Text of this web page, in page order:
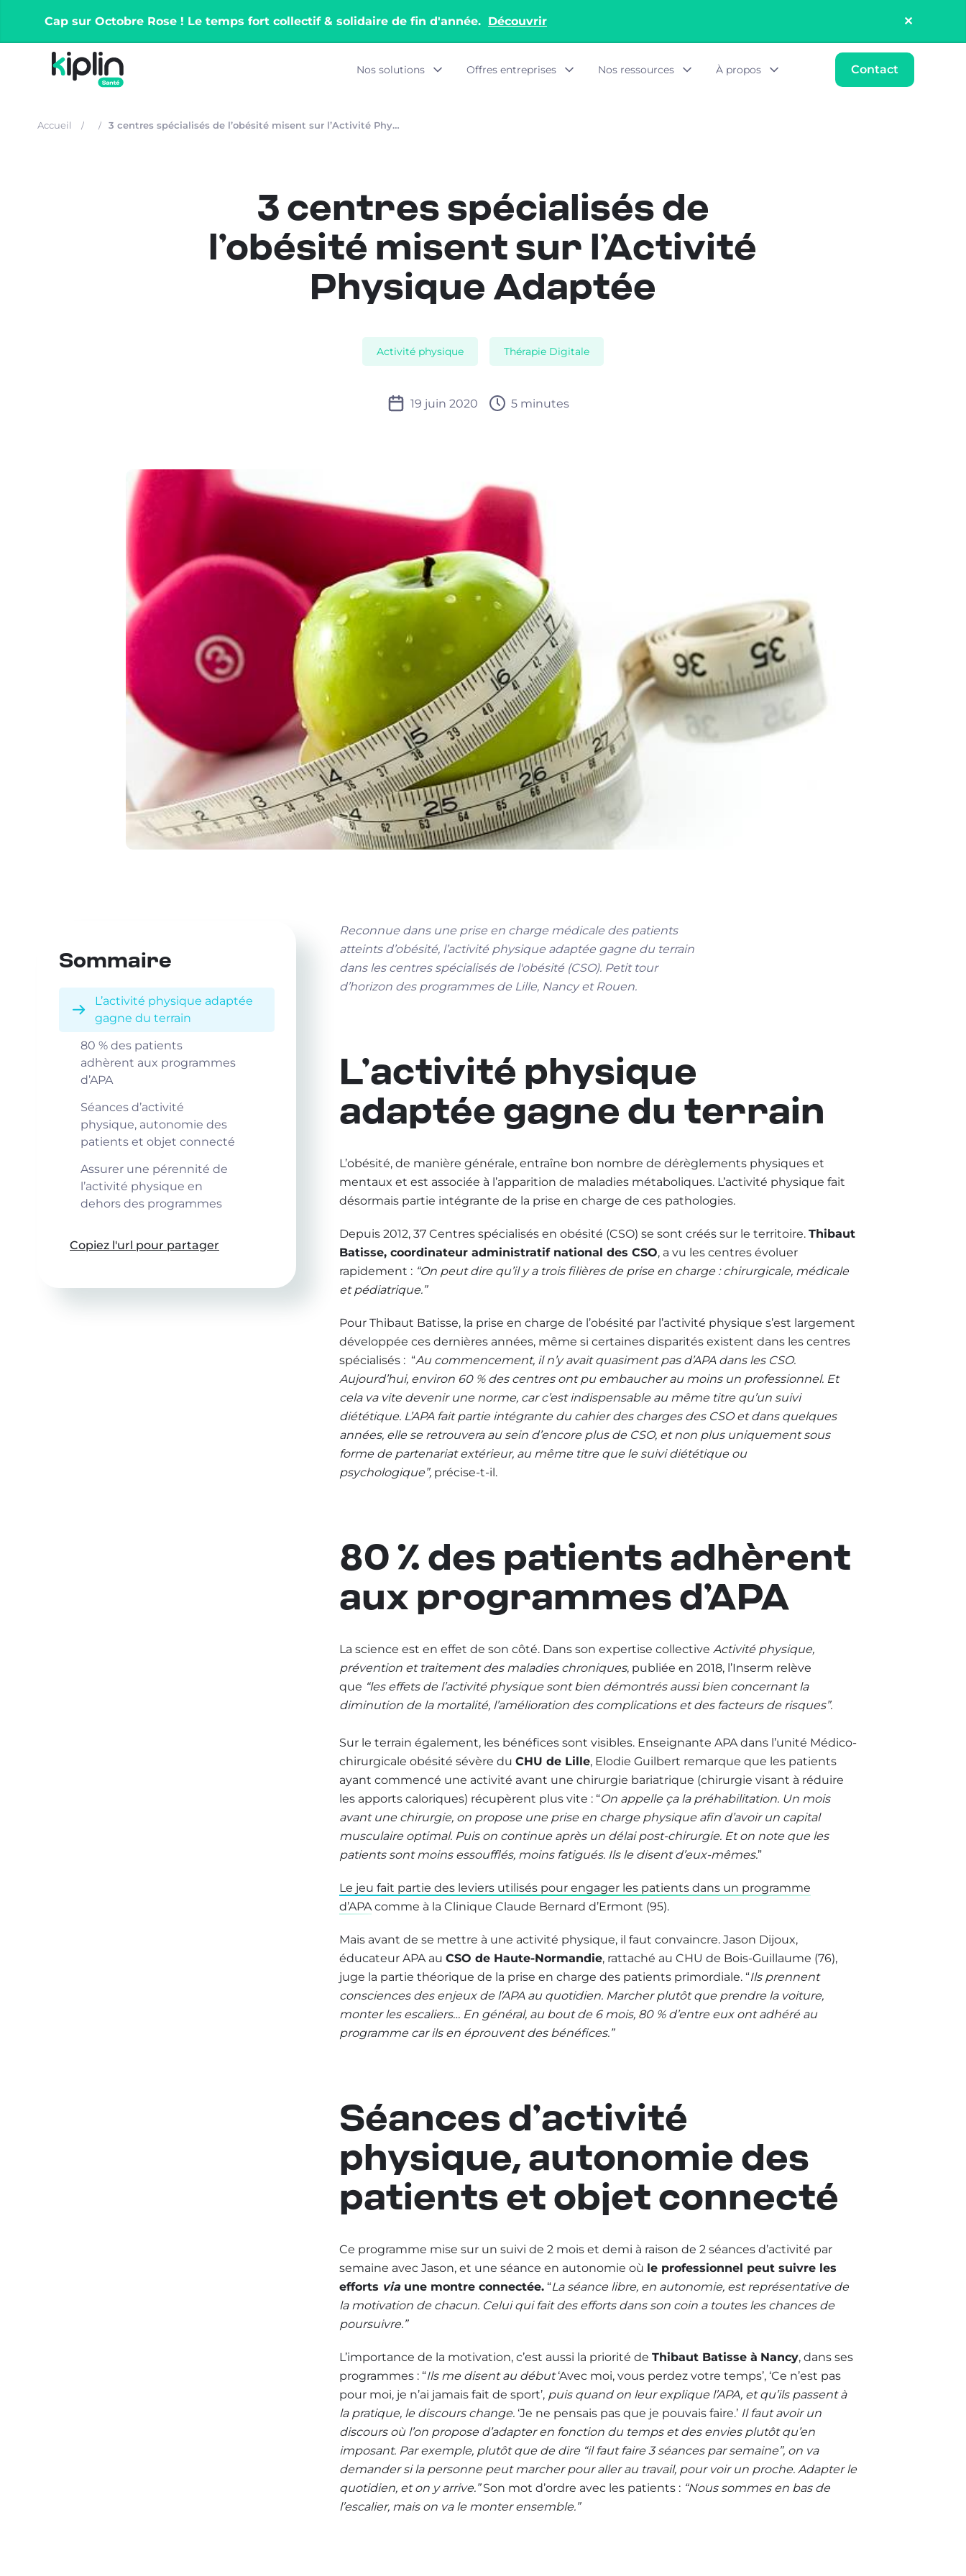
Cap sur Octobre Rose ! Le temps fort collectif & solidaire de fin d'année. Découvrir ✕︎
Nos solutions Offres entreprises Nos ressources À propos Contact
Accueil 3 centres spécialisés de l’obésité misent sur l’Activité Physique Adaptée
3 centres spécialisés de
l’obésité misent sur l’Activité
Physique Adaptée
Activité physique Thérapie Digitale
19 juin 2020 5 minutes
Sommaire
L’activité physique adaptée
gagne du terrain
80 % des patients
adhèrent aux programmes
d’APA
Séances d’activité
physique, autonomie des
patients et objet connecté
Assurer une pérennité de
l’activité physique en
dehors des programmes
Copiez l'url pour partager
Reconnue dans une prise en charge médicale des patients
atteints d’obésité, l’activité physique adaptée gagne du terrain
dans les centres spécialisés de l'obésité (CSO). Petit tour
d’horizon des programmes de Lille, Nancy et Rouen.
L’activité physique
adaptée gagne du terrain
L’obésité, de manière générale, entraîne bon nombre de dérèglements physiques et
mentaux et est associée à l’apparition de maladies métaboliques. L’activité physique fait
désormais partie intégrante de la prise en charge de ces pathologies.
Depuis 2012, 37 Centres spécialisés en obésité (CSO) se sont créés sur le territoire. Thibaut
Batisse, coordinateur administratif national des CSO, a vu les centres évoluer
rapidement : “On peut dire qu’il y a trois filières de prise en charge : chirurgicale, médicale
et pédiatrique.”
Pour Thibaut Batisse, la prise en charge de l’obésité par l’activité physique s’est largement
développée ces dernières années, même si certaines disparités existent dans les centres
spécialisés : “Au commencement, il n’y avait quasiment pas d’APA dans les CSO.
Aujourd’hui, environ 60 % des centres ont pu embaucher au moins un professionnel. Et
cela va vite devenir une norme, car c’est indispensable au même titre qu’un suivi
diététique. L’APA fait partie intégrante du cahier des charges des CSO et dans quelques
années, elle se retrouvera au sein d’encore plus de CSO, et non plus uniquement sous
forme de partenariat extérieur, au même titre que le suivi diététique ou
psychologique”, précise-t-il.
80 % des patients adhèrent
aux programmes d’APA
La science est en effet de son côté. Dans son expertise collective Activité physique,
prévention et traitement des maladies chroniques, publiée en 2018, l’Inserm relève
que “les effets de l’activité physique sont bien démontrés aussi bien concernant la
diminution de la mortalité, l’amélioration des complications et des facteurs de risques”.
Sur le terrain également, les bénéfices sont visibles. Enseignante APA dans l’unité Médico-
chirurgicale obésité sévère du CHU de Lille, Elodie Guilbert remarque que les patients
ayant commencé une activité avant une chirurgie bariatrique (chirurgie visant à réduire
les apports caloriques) récupèrent plus vite : “On appelle ça la préhabilitation. Un mois
avant une chirurgie, on propose une prise en charge physique afin d’avoir un capital
musculaire optimal. Puis on continue après un délai post-chirurgie. Et on note que les
patients sont moins essoufflés, moins fatigués. Ils le disent d’eux-mêmes.”
Le jeu fait partie des leviers utilisés pour engager les patients dans un programme
d’APAcomme à la Clinique Claude Bernard d’Ermont (95).
Mais avant de se mettre à une activité physique, il faut convaincre. Jason Dijoux,
éducateur APA au CSO de Haute-Normandie, rattaché au CHU de Bois-Guillaume (76),
juge la partie théorique de la prise en charge des patients primordiale. “Ils prennent
consciences des enjeux de l’APA au quotidien. Marcher plutôt que prendre la voiture,
monter les escaliers… En général, au bout de 6 mois, 80 % d’entre eux ont adhéré au
programme car ils en éprouvent des bénéfices.”
Séances d’activité
physique, autonomie des
patients et objet connecté
Ce programme mise sur un suivi de 2 mois et demi à raison de 2 séances d’activité par
semaine avec Jason, et une séance en autonomie où le professionnel peut suivre les
efforts viaune montre connectée.“La séance libre, en autonomie, est représentative de
la motivation de chacun. Celui qui fait des efforts dans son coin a toutes les chances de
poursuivre.”
L’importance de la motivation, c’est aussi la priorité de Thibaut Batisse à Nancy, dans ses
programmes : “Ils me disent au début‘Avec moi, vous perdez votre temps’, ‘Ce n’est pas
pour moi, je n’ai jamais fait de sport’, puis quand on leur explique l’APA, et qu’ils passent à
la pratique, le discours change.‘Je ne pensais pas que je pouvais faire.’ Il faut avoir un
discours où l’on propose d’adapter en fonction du temps et des envies plutôt qu’en
imposant. Par exemple, plutôt que de dire “il faut faire 3 séances par semaine”, on va
demander si la personne peut marcher pour aller au travail, pour voir un proche. Adapter le
quotidien, et on y arrive.”Son mot d’ordre avec les patients : “Nous sommes en bas de
l’escalier, mais on va le monter ensemble.”